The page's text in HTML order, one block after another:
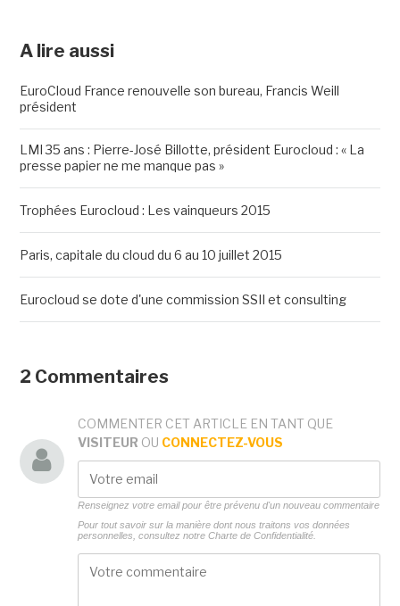
A lire aussi
EuroCloud France renouvelle son bureau, Francis Weill
président
LMI 35 ans : Pierre-José Billotte, président Eurocloud : « La
presse papier ne me manque pas »
Trophées Eurocloud : Les vainqueurs 2015
Paris, capitale du cloud du 6 au 10 juillet 2015
Eurocloud se dote d'une commission SSII et consulting
2 Commentaires
COMMENTER CET ARTICLE EN TANT QUE
VISITEUR OU CONNECTEZ-VOUS
Renseignez votre email pour être prévenu d'un nouveau commentaire
Pour tout savoir sur la manière dont nous traitons vos données
personnelles, consultez notre Charte de Confidentialité.